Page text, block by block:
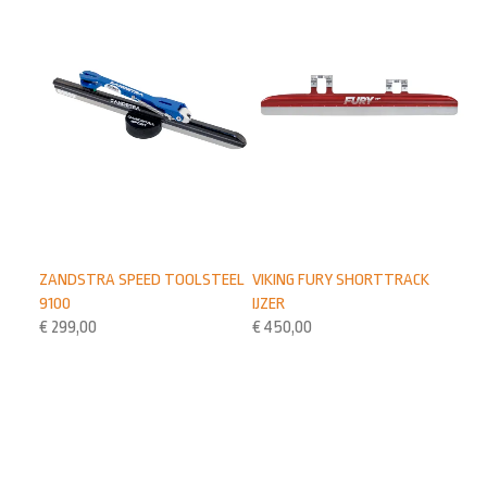
VIKING FURY SHORTTRACK
IJZER
€ 450,00
ZANDSTRA SPEED TOOLSTEEL
9100
€ 299,00